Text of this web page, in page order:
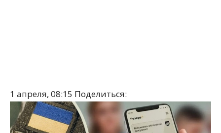
1 апреля, 08:15 Поделиться: